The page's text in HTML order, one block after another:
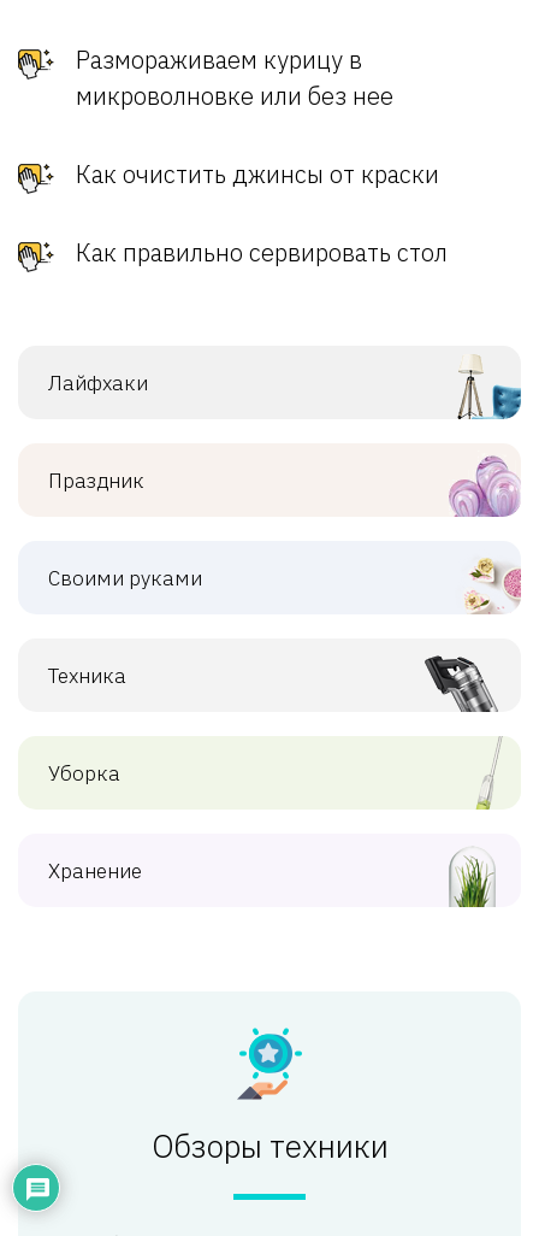
Размораживаем курицу в
микроволновке или без нее
Как очистить джинсы от краски
Как правильно сервировать стол
Лайфхаки
Праздник
Своими руками
Техника
Уборка
Хранение
Обзоры техники